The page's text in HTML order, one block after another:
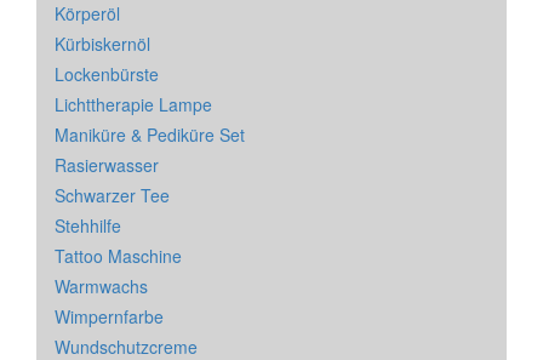
Körperöl
Kürbiskernöl
Lockenbürste
Lichttherapie Lampe
Maniküre & Pediküre Set
Rasierwasser
Schwarzer Tee
Stehhilfe
Tattoo Maschine
Warmwachs
Wimpernfarbe
Wundschutzcreme